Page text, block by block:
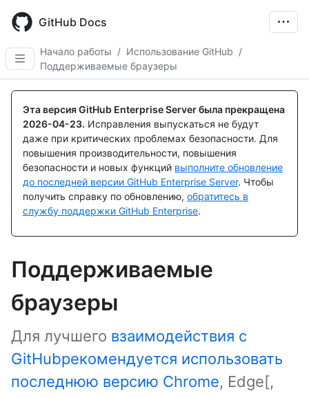
main
content
GitHub Docs
Начало работы / Использование GitHub /
Поддерживаемые браузеры
Эта версия GitHub Enterprise Server была прекращена
2026-04-23. Исправления выпускаться не будут
даже при критических проблемах безопасности. Для
повышения производительности, повышения
безопасности и новых функций выполните обновление
до последней версии GitHub Enterprise Server. Чтобы
получить справку по обновлению, обратитесь в
службу поддержки GitHub Enterprise.
Поддерживаемые
браузеры
Для лучшего взаимодействия с
GitHubрекомендуется использовать
последнюю версию Chrome, Edge[,